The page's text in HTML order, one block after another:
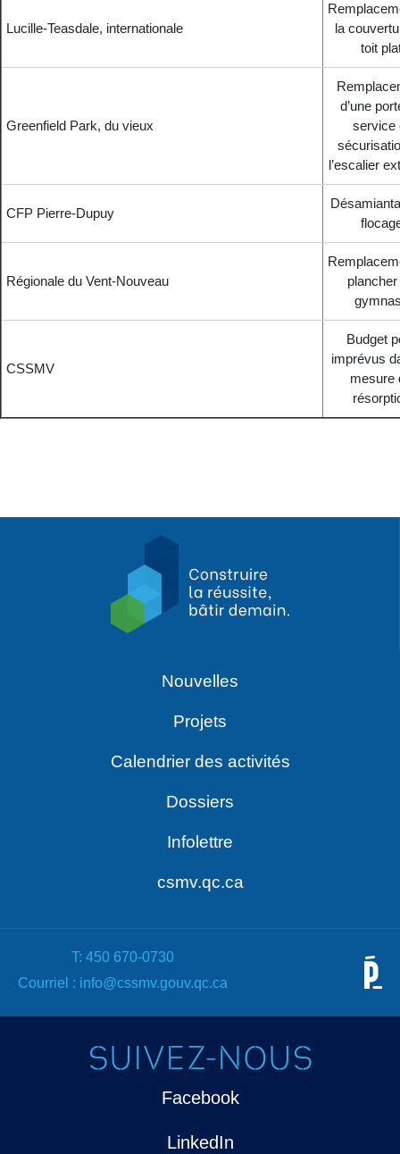
Lucille-Teasdale, internationale
la
toit
Greenfield Park, du vieux
d’une
service
l’escalier
CFP Pierre-Dupuy
Régionale du Vent-Nouveau
plancher
CSSMV
Budget
imprévus
mesure
Nouvelles
Projets
Calendrier des activités
Dossiers
Infolettre
csmv.qc.ca
T: 450 670-0730
Courriel : info@cssmv.gouv.qc.ca
SUIVEZ-NOUS
Facebook
LinkedIn